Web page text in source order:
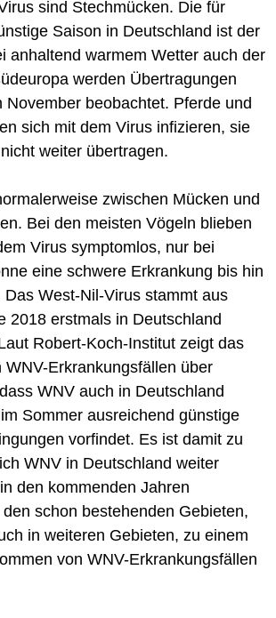
sind Stechmücken. Die für
Saison in Deutschland ist der
anhaltend warmem Wetter auch der
werden Übertragungen
November beobachtet. Pferde und
sich mit dem Virus infizieren, sie
weiter übertragen.
zwischen Mücken und
Bei den meisten Vögeln blieben
Virus symptomlos, nur bei
eine schwere Erkrankung bis hin
Das West-Nil-Virus stammt aus
2018 erstmals in Deutschland
Robert-Koch-Institut zeigt das
WNV-Erkrankungsfällen über
WNV auch in Deutschland
Sommer ausreichend günstige
vorfindet. Es ist damit zu
WNV in Deutschland weiter
den kommenden Jahren
schon bestehenden Gebieten,
in weiteren Gebieten, zu einem
von WNV-Erkrankungsfällen